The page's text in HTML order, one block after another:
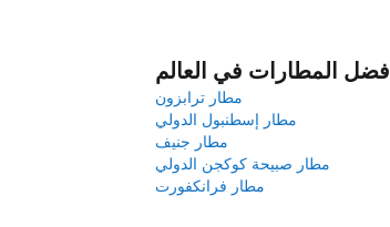
أفضل المطارات في العالم
مطار ترابزون
مطار إسطنبول الدولي
مطار جنيف
مطار صبيحة كوكجن الدولي
مطار فرانكفورت